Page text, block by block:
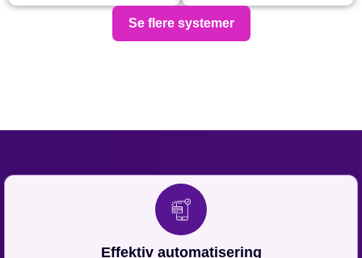
Se flere systemer
Effektiv automatisering